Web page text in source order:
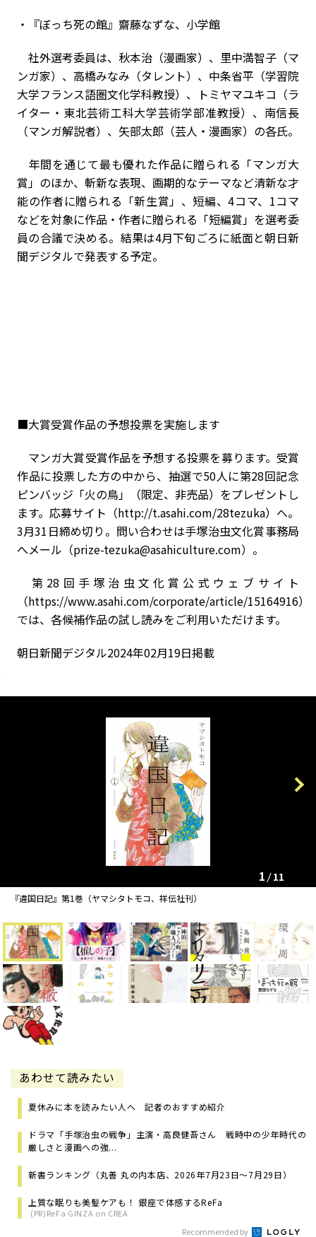
・『ぼっち死の館』齋藤なずな、小学館
社外選考委員は、秋本治（漫画家）、里中満智子（マ
ンガ家）、高橋みなみ（タレント）、中条省平（学習院
大学フランス語圏文化学科教授）、トミヤマユキコ（ラ
イター・東北芸術工科大学芸術学部准教授）、南信長
（マンガ解説者）、矢部太郎（芸人・漫画家）の各氏。
年間を通じて最も優れた作品に贈られる「マンガ大
賞」のほか、斬新な表現、画期的なテーマなど清新な才
能の作者に贈られる「新生賞」、短編、4コマ、1コマ
などを対象に作品・作者に贈られる「短編賞」を選考委
員の合議で決める。結果は4月下旬ごろに紙面と朝日新
聞デジタルで発表する予定。
■大賞受賞作品の予想投票を実施します
マンガ大賞受賞作品を予想する投票を募ります。受賞
作品に投票した方の中から、抽選で50人に第28回記念
ピンバッジ「火の鳥」（限定、非売品）をプレゼントし
ます。応募サイト（http://t.asahi.com/28tezuka）へ。
3月31日締め切り。問い合わせは手塚治虫文化賞事務局
へメール（prize-tezuka@asahiculture.com）。
第28回手塚治虫文化賞公式ウェブサイト
（https://www.asahi.com/corporate/article/15164916）
では、各候補作品の試し読みをご利用いただけます。
朝日新聞デジタル2024年02月19日掲載
『違国日記』第1巻（ヤマシタトモコ、祥伝社刊）
Next
1 11
あわせて読みたい
夏休みに本を読みたい人へ 記者のおすすめ紹介
ドラマ「手塚治虫の戦争」主演・高良健吾さん 戦時中の少年時代の
厳しさと漫画への強...
新書ランキング（丸善 丸の内本店、2026年7月23日～7月29日）
上質な眠りも美髪ケアも！ 銀座で体感するReFa
(PR)ReFa GINZA on CREA
Recommended by